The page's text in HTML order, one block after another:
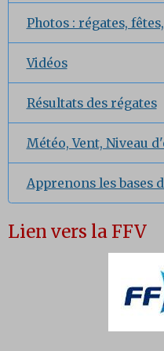
Photos : régates,
Vidéos
Résultats des régates
Météo, Vent, Niveau
Apprenons les bases
Lien vers la FFV